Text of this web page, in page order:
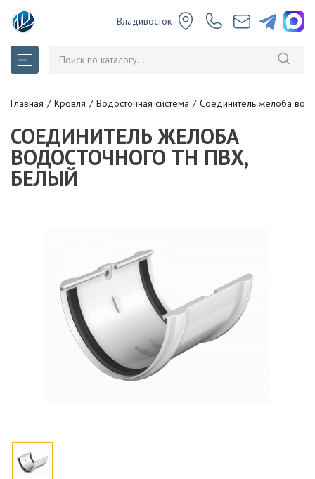
Владивосток
Главная Кровля Водосточная система Соединитель желоба
СОЕДИНИТЕЛЬ ЖЕЛОБА
ВОДОСТОЧНОГО ТН ПВХ,
БЕЛЫЙ